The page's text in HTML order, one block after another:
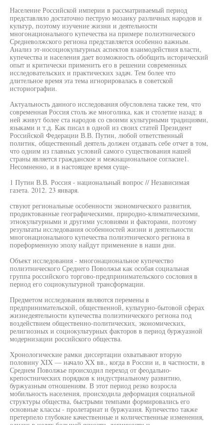
Население Российской империи в рассматриваемый период
представляло достаточно пеструю мозаику различных народов и
культур, поэтому изучение жизни и деятельности
многонационального купечества на примере полиэтнического
Средневолжского региона представляется особенно важным.
Анализ эт-носоциокультурных аспектов взаимодействия власти,
купечества и населения дает возможность обобщить исторический
опыт и критически применить его в решении современных
исследовательских и практических задач. Тем более что
длительное время эта тема игнорировалась в советской
историографии.
Актуальность данного исследования обусловлена также тем, что
современная Россия столь же многолика, как и столетие назад: в
ней живут более ста народов со своими культурными традициями,
языками и т.д. Как писал в одной из своих статей Президент
Российской Федерации В.В. Путин, любой ответственный
политик, общественный деятель должен отдавать себе отчет в том,
что одним из главных условий самого существования нашей
страны является гражданское и межнациональное согласие1.
Несомненно, и в настоящее время суще-
1 Путин В.В. Россия - национальный вопрос // Независимая
газета. 2012. 23 января.
ствуют региональные особенности экономического развития,
продиктованные географическими, природно-климатическими,
этнокультурными и другими условиями и факторами, поэтому
результаты исследования особенностей жизни и деятельности
многонационального купечества полиэтнического региона в
пореформенную эпоху найдут применение в наши дни.
Объект исследования - многонациональное купечество
полиэтнического Среднего Поволжья как особая социальная
группа российского торгово-предпринимательского сословия в
период его социокультурной трансформации.
Предметом исследования являются перемены в
предпринимательской, общественной, культурно-бытовой сферах
жизнедеятельности купечества полиэтнического региона под
воздействием общественно-политических, экономических,
религиозных и социокультурных факторов в период буржуазной
модернизации российского общества.
Хронологические рамки диссертации охватывают вторую
половину XIX — начало XX вв., когда в России и, в частности, в
Среднем Поволжье происходил переход от феодально-
крепостнических порядков к индустриальному развитию,
буржуазным отношениям. В этот период резко возросла
мобильность населения, происходила деформация социальной
структуры общества, быстрыми темпами формировались его
основные классы - пролетариат и буржуазия. Купечество также
претерпело глубокие качественные и количественные изменения,